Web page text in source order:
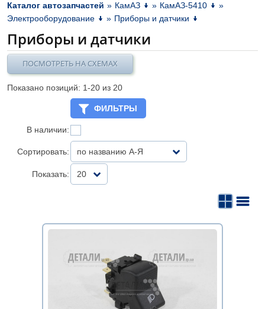
Каталог автозапчастей » КамАЗ » КамАЗ-5410
»
Электрооборудование
» Приборы и датчики
Приборы и датчики
ПОСМОТРЕТЬ НА СХЕМАХ
Показано позиций: 1-20 из 20
ФИЛЬТРЫ
В наличии:
Сортировать: по названию А-Я
Показать: 20